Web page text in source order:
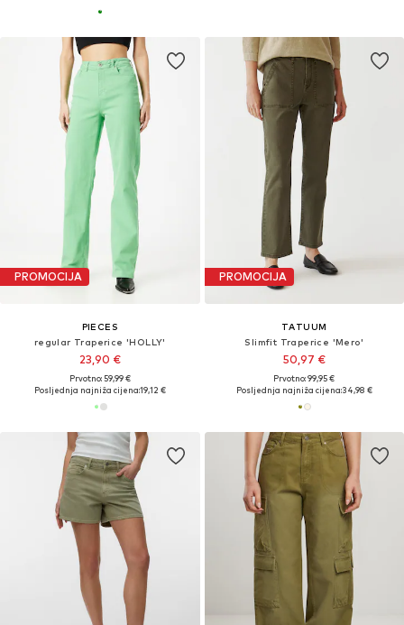
PROMOCIJA
PIECES
regular Traperice 'HOLLY'
23,90 €
Prvotno: 59,99 €
Posljednja najniža cijena:19,12 €
PROMOCIJA
TATUUM
Slimfit Traperice 'Mero'
50,97 €
Prvotno: 99,95 €
Posljednja najniža cijena:34,98 €